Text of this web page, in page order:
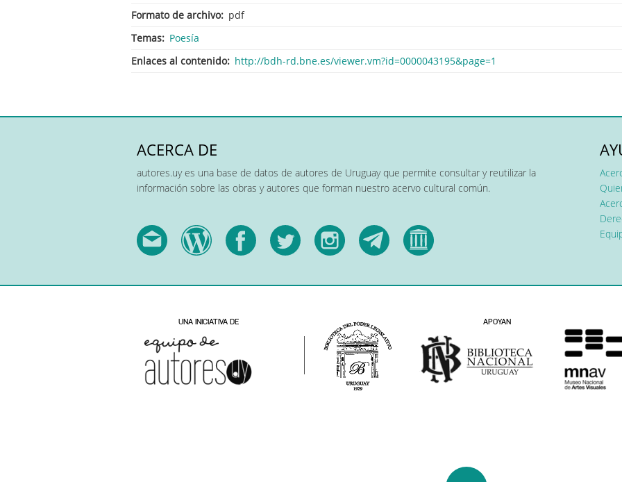
Formato de archivo
pdf
Temas
Poesía
Enlaces al contenido
http://bdh-rd.bne.es/viewer.vm?id=0000043195&page=1
ACERCA DE
autores.uy es una base de datos de autores de Uruguay que permite consultar y reutilizar la
información sobre las obras y autores que forman nuestro acervo cultural común.